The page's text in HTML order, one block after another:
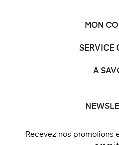
MON
SERVICE
A
Recevez nos promotions